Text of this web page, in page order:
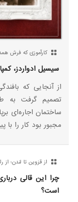
کارآموزی که فرش
سیسیل ادواردز،
از آنجایی که
تصمیم گرفت به
ساختمان اجاره‌ای
مجبور بود کار را با
از قزوین تا لندن؛
چرا این قالی
است؟